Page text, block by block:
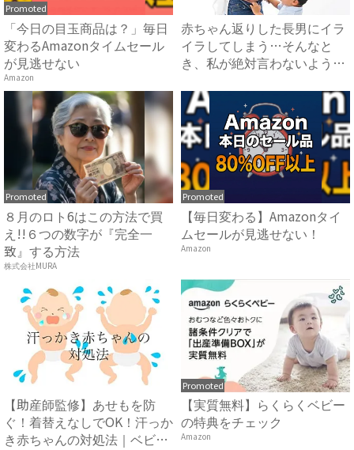
Promoted
「今日の目玉商品は？」毎日
変わるAmazonタイムセール
が見逃せない
Amazon
赤ちゃん返りした長男にイラ
イラしてしまう…そんなと
き、私が絶対言わないように
Promoted
８月のロト6はこの方法で買
え!!６つの数字が『完全一
致』する方法
株式会社MURA
Promoted
【毎日変わる】Amazonタイ
ムセールが見逃せない！
Amazon
【助産師監修】あせもを防
ぐ！着替えなしでOK！汗っか
き赤ちゃんの対処法｜ベビー
Promoted
【実質無料】らくらくベビー
の特典をチェック
Amazon